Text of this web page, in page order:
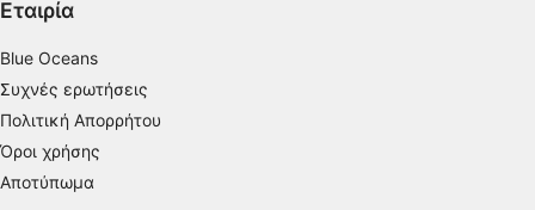
Εταιρία
Blue Oceans
Συχνές ερωτήσεις
Πολιτική Απορρήτου
Όροι χρήσης
Αποτύπωμα
Χρήση προφίλ για επιλογή
Δημιουργία προφίλ για εξατομίκευση
περιεχομένου
Χρήση προφίλ για επιλογή εξατομικευμένου
περιεχομένου